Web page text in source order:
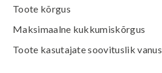
Toote kõrgus
Maksimaalne kukkumiskõrgus
Toote kasutajate soovituslik vanus